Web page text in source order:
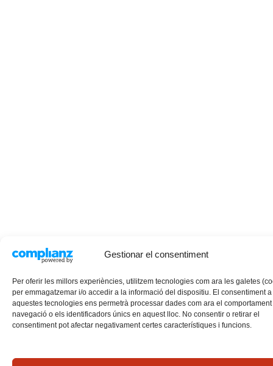
Gestionar el consentiment
Per oferir les millors experiències, utilitzem tecnologies com ara les galetes
per emmagatzemar i/o accedir a la informació del dispositiu. El consentiment a
aquestes tecnologies ens permetrà processar dades com ara el
navegació o els identificadors únics en aquest lloc. No consentir o retirar el
consentiment pot afectar negativament certes característiques i funcions.